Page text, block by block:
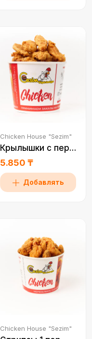
Chicken House "Sezim"
Крылышки с перцем 1 пор
5.850 ₸
Добавлять
Chicken House "Sezim"